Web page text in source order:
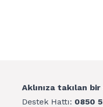
Aklınıza takılan
Destek Hattı: 0850